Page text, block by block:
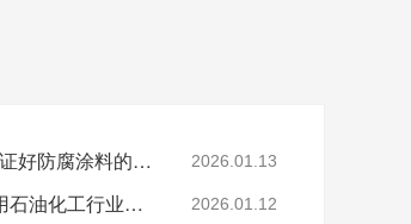
科学的老化试验来进行耐久性实验是验证好防腐涂料的途径 2026.01.13
烟台鲁蒙VRA-LM®防水防腐涂料可应用石油化工行业防腐防水 2026.01.12